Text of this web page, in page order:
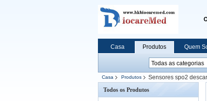
Casa Produtos Quem
Casa Produtos
Sensores spo2
Todos os Produtos